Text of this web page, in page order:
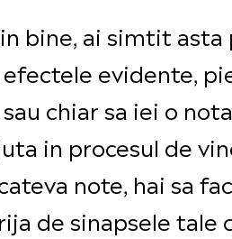
bine, ai simtit
evidente,
chiar sa iei o
in procesul de
note, hai sa
de sinapsele